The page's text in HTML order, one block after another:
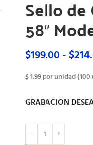
Sello de
58″
$199.00- $
$ 1.99 por unidad
GRABACION